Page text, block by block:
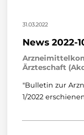
31.03.2022
News 2022-
Ärzteschaft
"Bulletin zur
1/2022